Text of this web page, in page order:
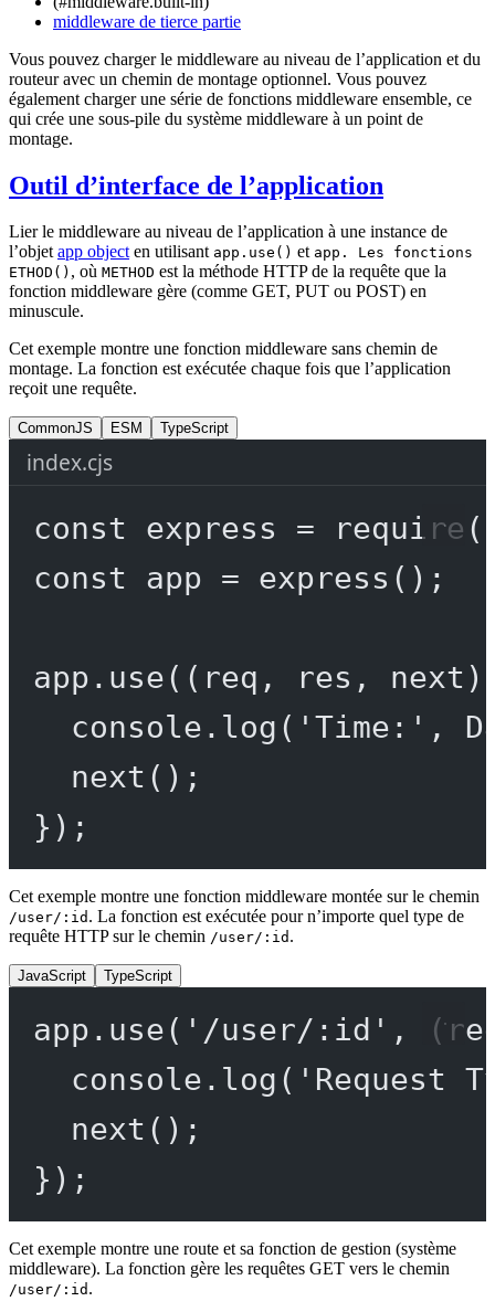
middleware de tierce partie
Vous pouvez charger le middleware au niveau de l’application et du
routeur avec un chemin de montage optionnel. Vous pouvez
également charger une série de fonctions middleware ensemble, ce
qui crée une sous-pile du système middleware à un point de
montage.
Outil d’interface de l’application
Lier le middleware au niveau de l’application à une instance de
l’objetapp objecten utilisant app.use() et app. Les fonctions
ETHOD() , où METHOD est la méthode HTTP de la requête que la
fonction middleware gère (comme GET, PUT ou POST) en
minuscule.
Cet exemple montre une fonction middleware sans chemin de
montage. La fonction est exécutée chaque fois que l’application
reçoit une requête.
CommonJS ESM TypeScript
index.cjs
const express = require (
const
app = express ();
app. use(( req , res , next
console. log ( 'Time:' ,
next ();
});
Cet exemple montre une fonction middleware montée sur le chemin
/user/:id . La fonction est exécutée pour n’importe quel type de
requête HTTP sur le chemin /user/:id .
JavaScript TypeScript
app. use( '/user/:id' , (
console. log ( 'Request
next ();
});
Cet exemple montre une route et sa fonction de gestion (système
middleware). La fonction gère les requêtes GET vers le chemin
/user/:id .